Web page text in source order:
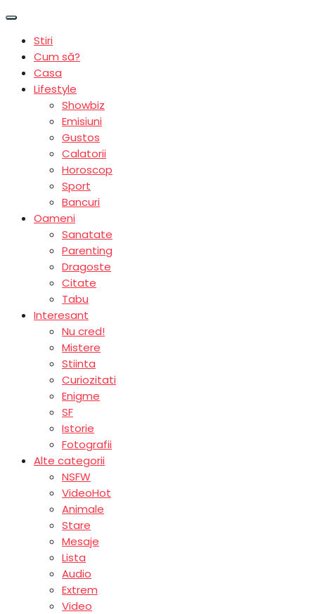
Stiri
Cum să?
Casa
Lifestyle
Showbiz
Emisiuni
Gustos
Calatorii
Horoscop
Sport
Bancuri
Oameni
Sanatate
Parenting
Dragoste
Citate
Tabu
Interesant
Nu cred!
Mistere
Stiinta
Curiozitati
Enigme
SF
Istorie
Fotografii
Alte categorii
NSFW
VideoHot
Animale
Stare
Mesaje
Lista
Audio
Extrem
Video